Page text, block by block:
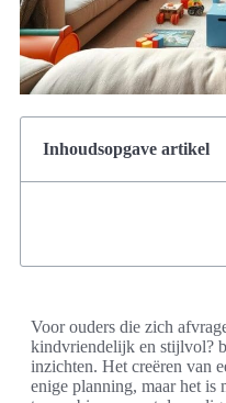
Inhoudsopgave artikel
Voor ouders die zich
kindvriendelijk en stijlvol?
inzichten. Het creëren van
enige planning, maar het